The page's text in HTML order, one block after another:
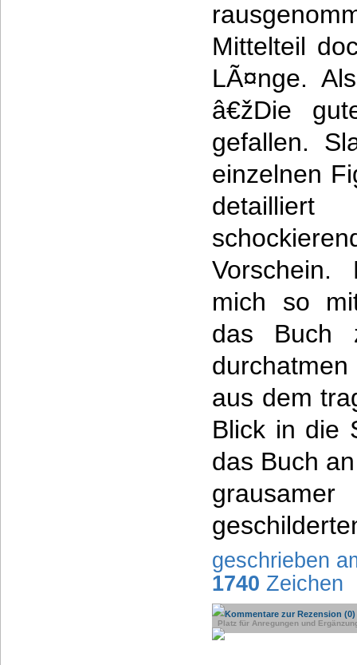
Mittelteil
LÃ¤nge.
â€žDie
gefallen.
einzelnen
Vorschein.
mich so
das Buch
aus dem
Blick in die
das Buch
geschrieben
1740 Zeichen
Kommentare zur Rezension (0)
Platz für Anregungen und